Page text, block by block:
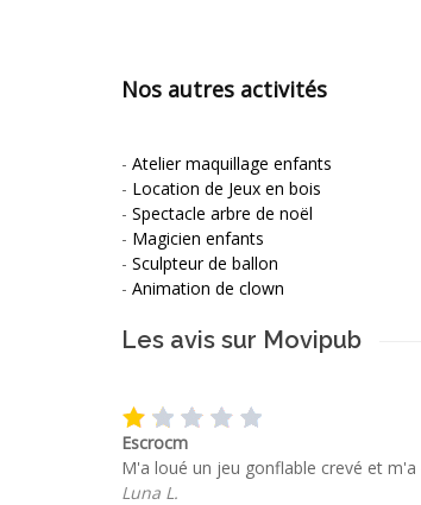
Nos autres activités
- Atelier maquillage enfants
- Location de Jeux en bois
- Spectacle arbre de noël
- Magicien enfants
- Sculpteur de ballon
- Animation de clown
Les avis sur Movipub
Escrocm
M'a loué un jeu gonflable crevé et
Luna L.